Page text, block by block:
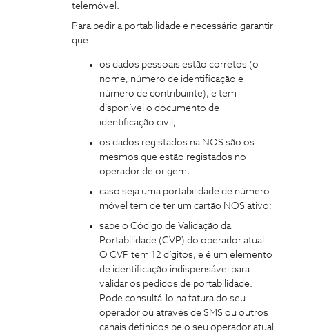
telemóvel.
Para pedir a portabilidade é necessário garantir
que:
os dados pessoais estão corretos (o
nome, número de identificação e
número de contribuinte), e tem
disponível o documento de
identificação civil;
os dados registados na NOS são os
mesmos que estão registados no
operador de origem;
caso seja uma portabilidade de número
móvel tem de ter um cartão NOS ativo;
sabe o Código de Validação da
Portabilidade (CVP) do operador atual.
O CVP tem 12 dígitos, e é um elemento
de identificação indispensável para
validar os pedidos de portabilidade.
Pode consultá-lo na fatura do seu
operador ou através de SMS ou outros
canais definidos pelo seu operador atual